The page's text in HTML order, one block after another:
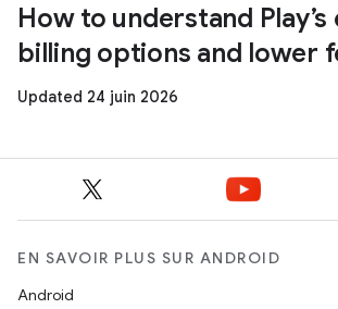
How to understand Play’s
billing options and lower
Updated 24 juin 2026
EN SAVOIR PLUS SUR ANDROID
Android